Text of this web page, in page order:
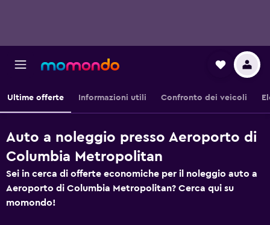
Ultime offerte Informazioni utili Confronto dei veicoli
Auto a noleggio presso Aeroporto di
Columbia Metropolitan
Sei in cerca di offerte economiche per il noleggio auto a
Aeroporto di Columbia Metropolitan? Cerca qui su
momondo!